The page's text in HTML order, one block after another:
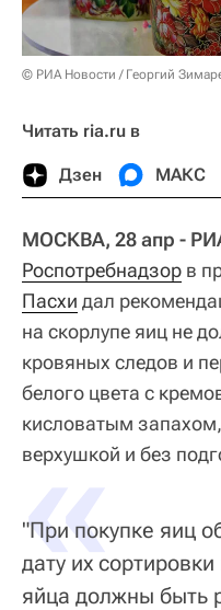
© РИА Новости / Георгий
Читать ria.ru в
Дзен МАКС
МОСКВА, 28 апр -
Роспотребнадзор в
Пасхи дал
на скорлупе яиц не
кровяных следов и
белого цвета с
кисловатым запахом,
верхушкой и без
«
"При покупке яиц
дату их
яйца должны быть